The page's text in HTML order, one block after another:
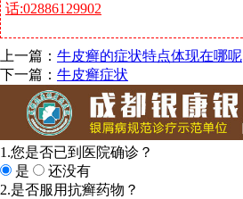
话:02886129902
上一篇： 牛皮癣的症状特点体现在哪呢
下一篇： 牛皮癣症状
1.您是否已到医院确诊？
是
还没有
2.是否服用抗癣药物？